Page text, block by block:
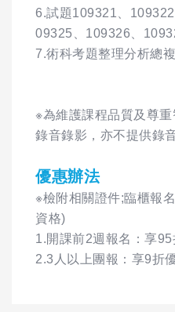
6.試題109321、
09325、109326、
7.術科考題整理分析總
※為維護課程品質及尊
錄音錄影，亦不提供錄
優惠辦法
※檢附相關證件;臨櫃報
資格)
1.開課前2週報名：享
2.3人以上團報：享9折